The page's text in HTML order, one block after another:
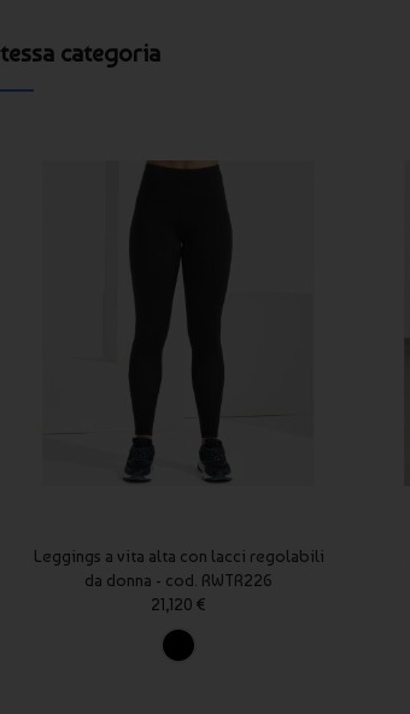
categoria
Leggings a vita alta con lacci regolabili
da donna - cod. RWTR226
21,120 €